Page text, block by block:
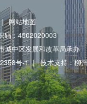
| 网站地图
码：4502020003
城中区发展和改革局承办
号-1 | 技术支持：柳